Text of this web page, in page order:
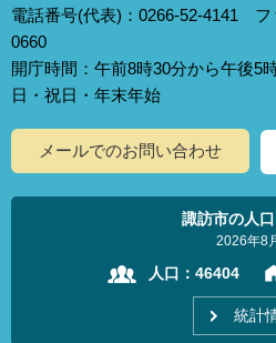
電話番号(代表)：0266-52-4141 フ
0660
開庁時間：午前8時30分から午後5
日・祝日・年末年始
メールでのお問い合わせ
諏訪市の人
2026年8
人口： 46404
統計